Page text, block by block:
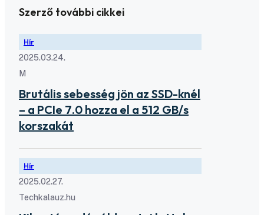
Szerző további cikkei
Hír
2025.03.24.
M
Brutális sebesség jön az SSD-knél
– a PCIe 7.0 hozza el a 512 GB/s
korszakát
Hír
2025.02.27.
Techkalauz.hu